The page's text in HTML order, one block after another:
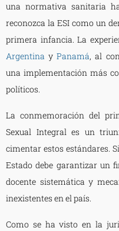
una normativa sanitaria
reconozca la ESI como un
primera infancia. La
ArgentinayPanamá, al
una implementación más
políticos.
La conmemoración del
Sexual Integral es un
cimentar estos estándares.
Estado debe garantizar un
docente sistemática y
inexistentes en el país.
Como se ha visto en la